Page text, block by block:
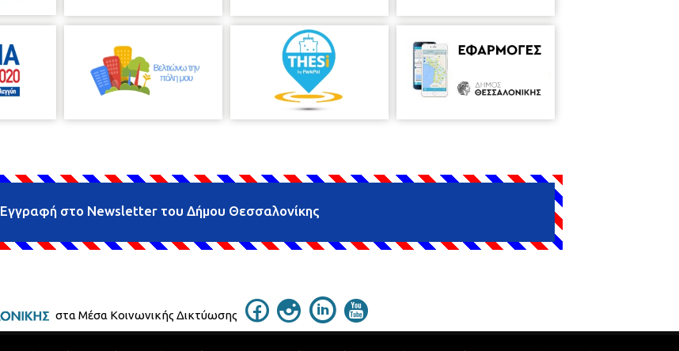
Εγγραφή στο Newsletter του Δήμου Θεσσαλονίκης
στα Μέσα Κοινωνικής Δικτύωσης